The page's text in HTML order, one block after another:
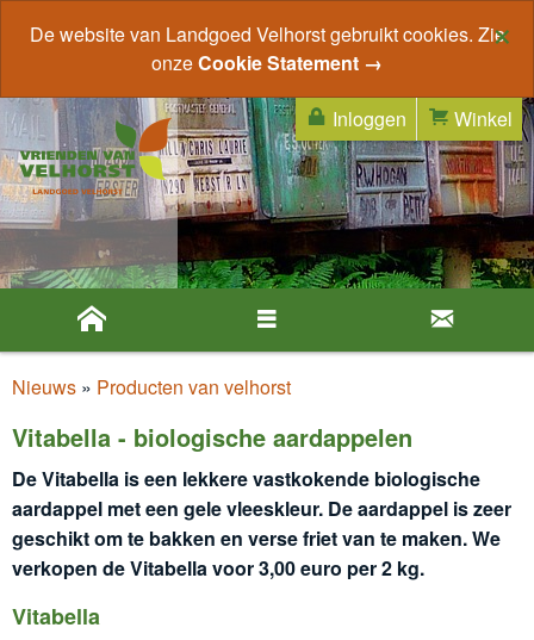
×
De website van Landgoed Velhorst gebruikt cookies. Zie
onzeCookie Statement →
Winkel
Inloggen
Nieuws » Producten van velhorst
Vitabella - biologische aardappelen
De Vitabella is een lekkere vastkokende biologische
aardappel met een gele vleeskleur. De aardappel is zeer
geschikt om te bakken en verse friet van te maken. We
verkopen de Vitabella voor 3,00 euro per 2 kg.
Vitabella